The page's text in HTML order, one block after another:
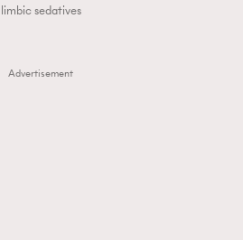
limbic sedatives
Advertisement